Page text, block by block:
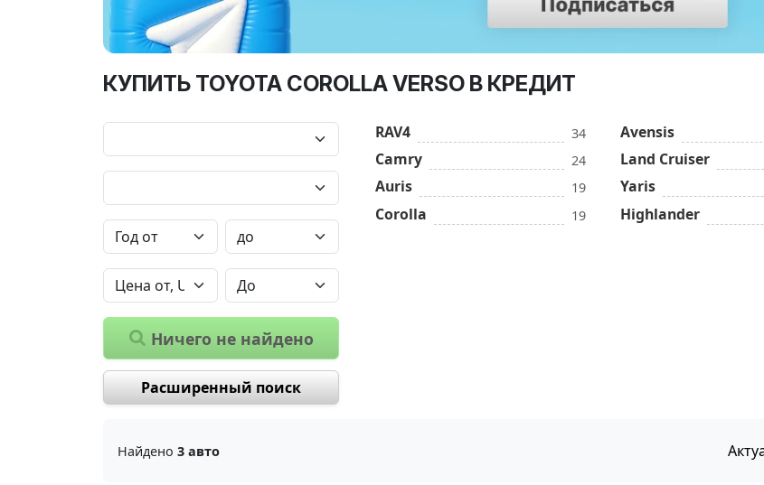
КУПИТЬ TOYOTA COROLLA VERSO В КРЕДИТ
Ничего не найдено
Расширенный поиск
RAV4 34
Camry 24
Auris 19
Corolla 19
Avensis
Land Cruiser
Yaris
Highlander
Найдено 3 авто